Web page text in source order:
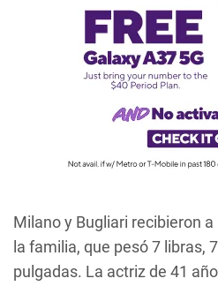
Milano y Bugliari recibieron
la familia, que pesó 7 libras,
pulgadas. La actriz de 41